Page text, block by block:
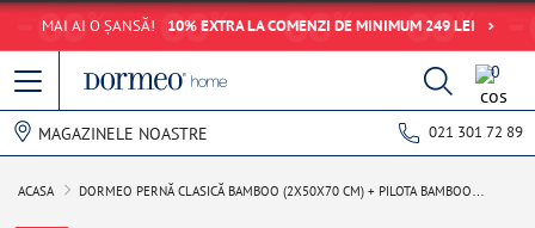
MAI AI O ȘANSĂ! 10% EXTRA LA COMENZI DE MINIMUM 249 LEI
0
MAGAZINELE NOASTRE 021 301 72 89
ACASA
DORMEO PERNĂ CLASICĂ BAMBOO (2X50X70 CM) + PILOTA BAMBOO